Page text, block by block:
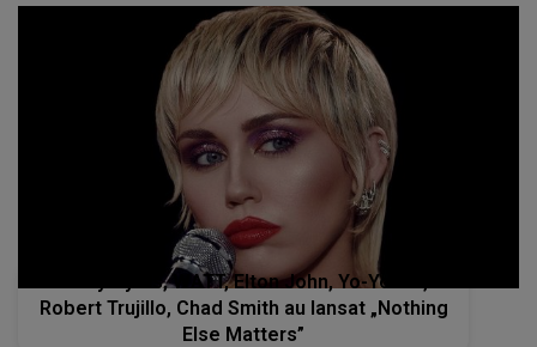
Miley Cyrus, WATT, Elton John, Yo-Yo Ma,
Robert Trujillo, Chad Smith au lansat „Nothing
Else Matters”